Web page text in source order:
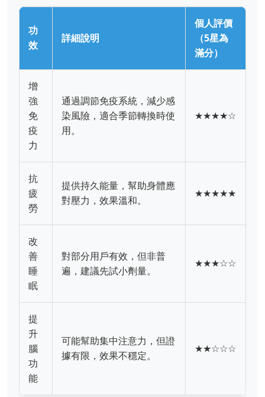
功
效
詳細說明
個人評價
（5星為
滿分）
增
強
免
疫
力
通過調節免疫系統，減少感
染風險，適合季節轉換時使
用。
★★★★☆
抗
疲
勞
提供持久能量，幫助身體應
對壓力，效果溫和。
★★★★★
改
善
睡
眠
對部分用戶有效，但非普
遍，建議先試小劑量。
★★★☆☆
提
升
腦
功
能
可能幫助集中注意力，但證
據有限，效果不穩定。
★★☆☆☆